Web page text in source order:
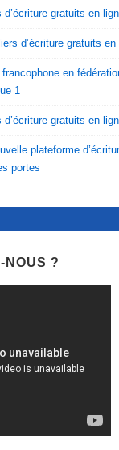
d’écriture gratuits en
d’écriture gratuits en
en
1
d’écriture gratuits en
plateforme
portes
NOUS ?